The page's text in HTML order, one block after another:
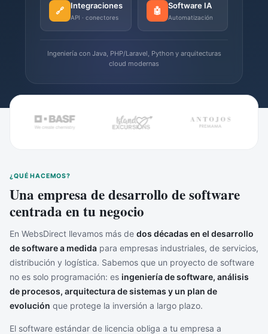
🔗 Integraciones
API · conectores
🤖 Software IA
Automatización
Ingeniería con Java, PHP/Laravel, Python y arquitecturas
cloud modernas
¿QUÉ HACEMOS?
Una empresa de desarrollo de software
centrada en tu negocio
En WebsDirect llevamos más de dos décadas en el desarrollo
de software a medida para empresas industriales, de servicios,
distribución y logística. Sabemos que un proyecto de software
no es solo programación: es ingeniería de software, análisis
de procesos, arquitectura de sistemas y un plan de
evolución que protege la inversión a largo plazo.
El software estándar de licencia obliga a tu empresa a